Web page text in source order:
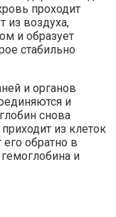
проходит
из воздуха,
и образует
стабильно
и органов
и
снова
из клеток
обратно в
и